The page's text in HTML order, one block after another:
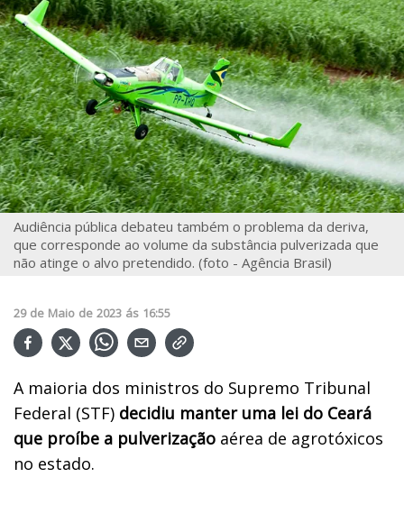
Audiência pública debateu também o problema da deriva,
que corresponde ao volume da substância pulverizada que
não atinge o alvo pretendido. (foto - Agência Brasil)
29 de Maio de 2023 ás 16:55
A maioria dos ministros do Supremo Tribunal
Federal (STF) decidiu manter uma lei do Ceará
que proíbe a pulverização aérea de agrotóxicos
no estado.